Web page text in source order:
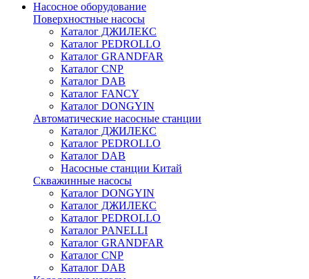
Насосное оборудование
Поверхностные насосы
Каталог ДЖИЛЕКС
Каталог PEDROLLO
Каталог GRANDFAR
Каталог CNP
Каталог DAB
Каталог FANCY
Каталог DONGYIN
Автоматические насосные станции
Каталог ДЖИЛЕКС
Каталог PEDROLLO
Каталог DAB
Насосные станции Китай
Скважинные насосы
Каталог DONGYIN
Каталог ДЖИЛЕКС
Каталог PEDROLLO
Каталог PANELLI
Каталог GRANDFAR
Каталог CNP
Каталог DAB